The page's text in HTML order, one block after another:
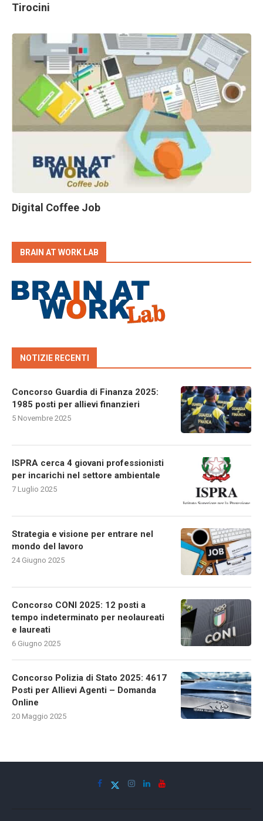
Tirocini
Digital Coffee Job
BRAIN AT WORK LAB
NOTIZIE RECENTI
Concorso Guardia di Finanza 2025:
1985 posti per allievi finanzieri
5 Novembre 2025
ISPRA cerca 4 giovani professionisti
per incarichi nel settore ambientale
7 Luglio 2025
Strategia e visione per entrare nel
mondo del lavoro
24 Giugno 2025
Concorso CONI 2025: 12 posti a
tempo indeterminato per neolaureati
e laureati
6 Giugno 2025
Concorso Polizia di Stato 2025: 4617
Posti per Allievi Agenti – Domanda
Online
20 Maggio 2025